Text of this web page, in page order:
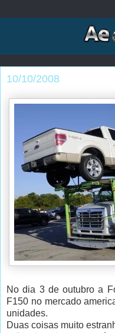
10/10/2008
No dia 3 de outubro a
F150 no mercado
unidades.
Duas coisas muito